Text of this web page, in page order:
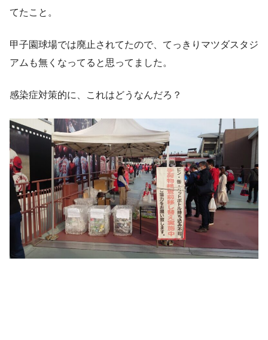
てたこと。
甲子園球場では廃止されてたので、てっきりマツダスタジ
アムも無くなってると思ってました。
感染症対策的に、これはどうなんだろ？